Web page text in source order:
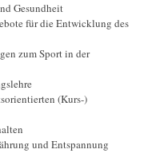
Gesundheit
für die Entwicklung des
zum Sport in der
(Kurs-)
und Entspannung